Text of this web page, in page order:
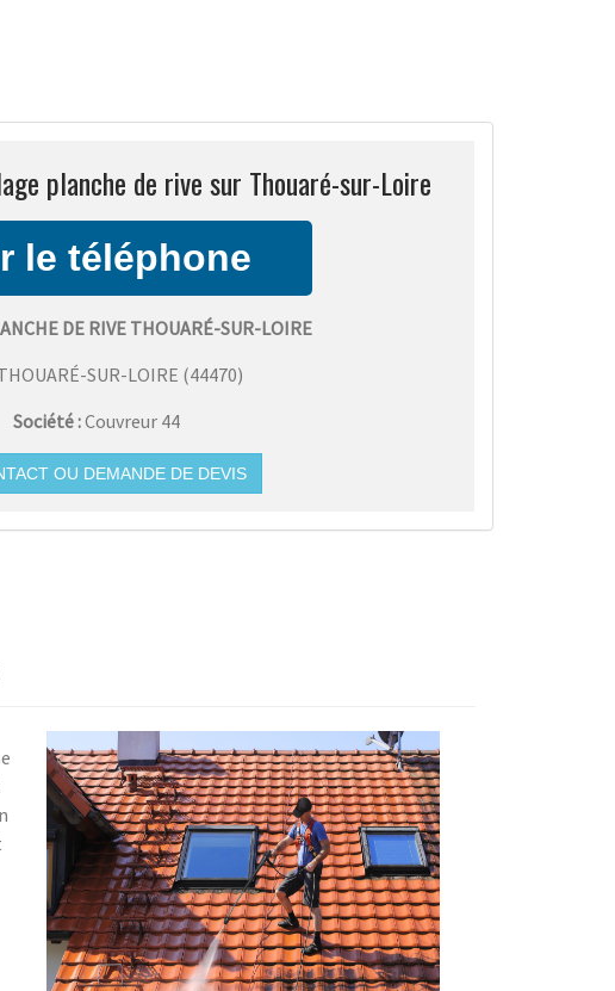
planche de rive sur Thouaré-sur-Loire
DE RIVE THOUARÉ-SUR-LOIRE
SUR-LOIRE (44470)
Société :Couvreur 44
OU DEMANDE DE DEVIS